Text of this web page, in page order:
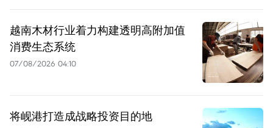
越南木材行业着力构建透明高附加值
消费生态系统
07/08/2026 04:10
将岘港打造成战略投资目的地